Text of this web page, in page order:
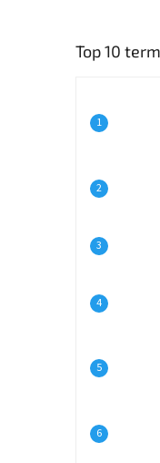
Top 10